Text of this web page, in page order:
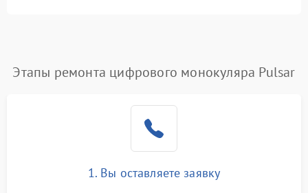
Этапы ремонта цифрового монокуляра Pulsar
1. Вы оставляете заявку